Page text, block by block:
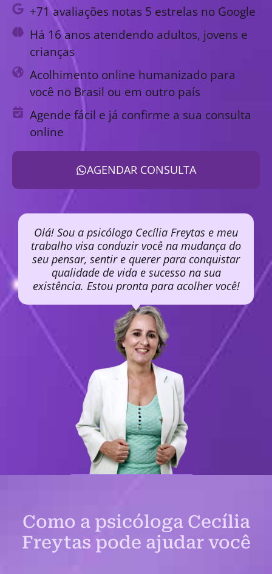
+71 avaliações notas 5 estrelas no Google
Há 16 anos atendendo adultos, jovens e
crianças
Acolhimento online humanizado para
você no Brasil ou em outro país
Agende fácil e já confirme a sua consulta
online
AGENDAR CONSULTA
Olá! Sou a psicóloga Cecília Freytas e meu
trabalho visa conduzir você na mudança do
seu pensar, sentir e querer para conquistar
qualidade de vida e sucesso na sua
existência. Estou pronta para acolher você!
Como a psicóloga Cecília
Freytas pode ajudar você